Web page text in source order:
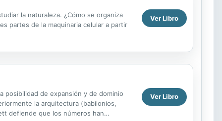
la naturaleza. ¿Cómo se organiza
partes de la maquinaria celular a partir
Ver Libro
posibilidad de expansión y de dominio
la arquitectura (babilonios,
defiende que los números han
Ver Libro